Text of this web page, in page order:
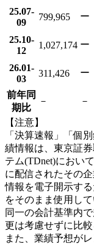
25.07-
09
799,965 ー
25.10-
12
1,027,174 ー
26.01-
03
311,426 ー
前年同
期比
－ －
【注意】
「決算速報」「個
績情報は、東京証
テム(TDnet)におい
に配信されたその
情報を電子開示す
をそのまま使用して
同一の会計基準内
更は考慮せずに比較
また、業績予想が